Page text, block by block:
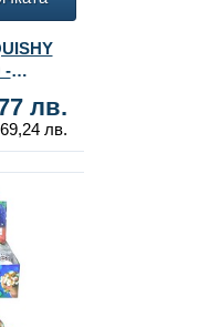
-
см -
лв.
69,24 лв.